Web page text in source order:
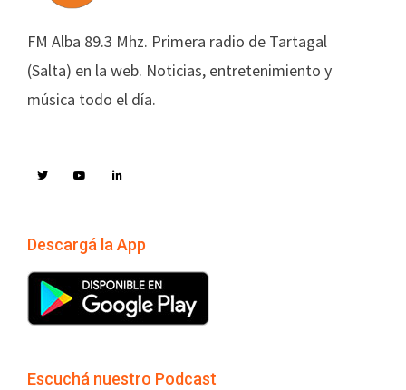
FM Alba 89.3 Mhz. Primera radio de Tartagal
(Salta) en la web. Noticias, entretenimiento y
música todo el día.
Descargá la App
Escuchá nuestro Podcast